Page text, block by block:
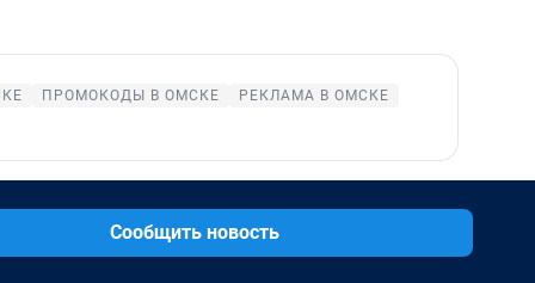
ПРОМОКОДЫ В ОМСКЕ РЕКЛАМА В ОМСКЕ
Сообщить новость